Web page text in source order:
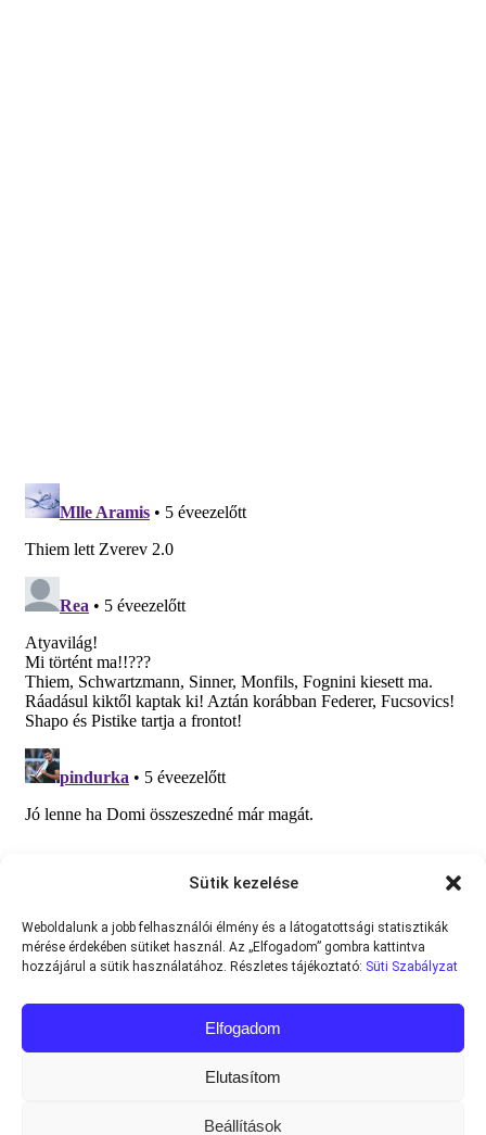
Sütik kezelése
Weboldalunk a jobb felhasználói élmény és a látogatottsági statisztikák
mérése érdekében sütiket használ. Az „Elfogadom” gombra kattintva
hozzájárul a sütik használatához. Részletes tájékoztató: Süti Szabályzat
Elfogadom
Elutasítom
Beállítások
Minden jog fenntartva © 2013-2026Teniszvilag.com